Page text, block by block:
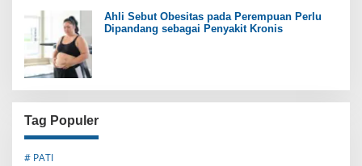
Ahli Sebut Obesitas pada Perempuan Perlu
Dipandang sebagai Penyakit Kronis
Tag Populer
# PATI